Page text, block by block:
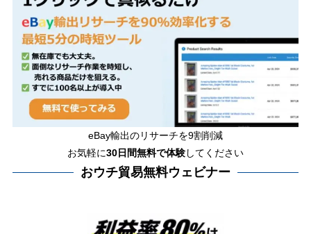
eBay輸出のリサーチを9割削減
お気軽に30日間無料で体験してください
おウチ貿易無料ウェビナー